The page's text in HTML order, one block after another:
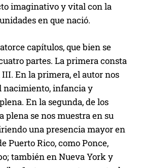
imaginativo y vital con la
en que nació.
capítulos, que bien se
partes. La primera consta
En la primera, el autor nos
nacimiento, infancia y
En la segunda, de los
plena se nos muestra en su
una presencia mayor en
Puerto Rico, como Ponce,
también en Nueva York y